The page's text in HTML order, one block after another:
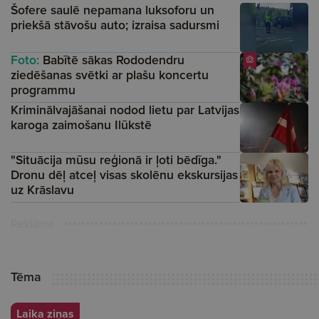
Šofere saulē nepamana luksoforu un
priekšā stāvošu auto; izraisa sadursmi
Foto: Babītē sākas Rododendru
ziedēšanas svētki ar plašu koncertu
programmu
Kriminālvajāšanai nodod lietu par Latvijas
karoga zaimošanu Ilūkstē
"Situācija mūsu reģionā ir ļoti bēdīga."
Dronu dēļ atceļ visas skolēnu ekskursijas
uz Krāslavu
Tēma
Laika ziņas